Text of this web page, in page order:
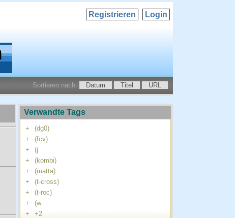
Login
Registrieren
Sortieren nach: Datum Titel URL
Verwandte Tags
+
(dg0)
+
(fcv)
+
(j
+
(kombi)
+
(matta)
+
(t-cross)
+
(t-roc)
+
(w
+
+2